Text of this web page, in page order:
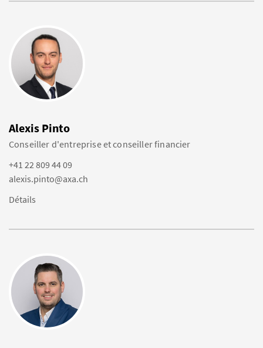
Alexis Pinto
Conseiller d'entreprise et conseiller financier
+41 22 809 44 09
alexis.pinto@axa.ch
Détails